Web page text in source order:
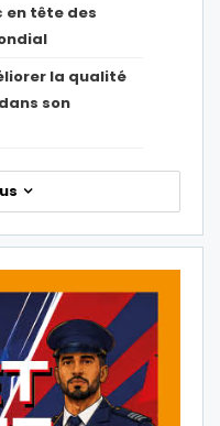
en tête des
la qualité
son